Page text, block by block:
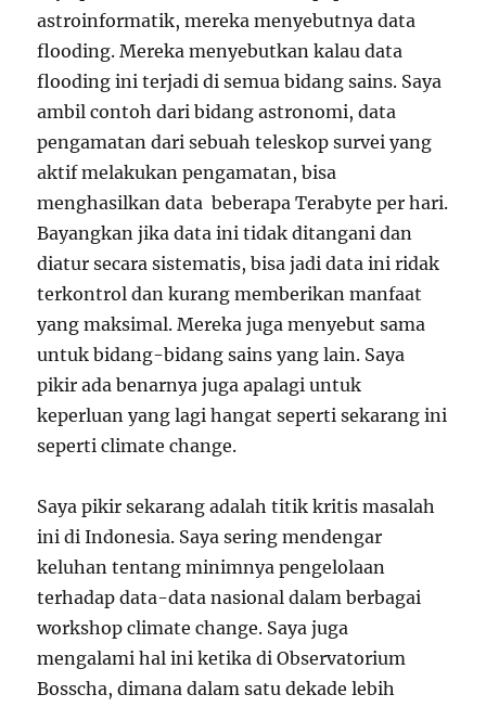
astroinformatik, mereka menyebutnya data
flooding. Mereka menyebutkan kalau data
flooding ini terjadi di semua bidang sains. Saya
ambil contoh dari bidang astronomi, data
pengamatan dari sebuah teleskop survei yang
aktif melakukan pengamatan, bisa
menghasilkan data beberapa Terabyte per hari.
Bayangkan jika data ini tidak ditangani dan
diatur secara sistematis, bisa jadi data ini ridak
terkontrol dan kurang memberikan manfaat
yang maksimal. Mereka juga menyebut sama
untuk bidang-bidang sains yang lain. Saya
pikir ada benarnya juga apalagi untuk
keperluan yang lagi hangat seperti sekarang ini
seperti climate change.
Saya pikir sekarang adalah titik kritis masalah
ini di Indonesia. Saya sering mendengar
keluhan tentang minimnya pengelolaan
terhadap data-data nasional dalam berbagai
workshop climate change. Saya juga
mengalami hal ini ketika di Observatorium
Bosscha, dimana dalam satu dekade lebih